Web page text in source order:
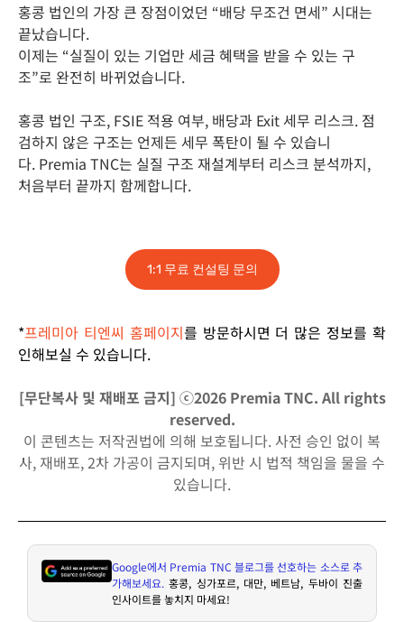
홍콩 법인의 가장 큰 장점이었던 “배당 무조건 면세” 시대는
끝났습니다.
이제는 “실질이 있는 기업만 세금 혜택을 받을 수 있는 구
조”로 완전히 바뀌었습니다.
홍콩 법인 구조, FSIE 적용 여부, 배당과 Exit 세무 리스크. 점
검하지 않은 구조는 언제든 세무 폭탄이 될 수 있습니
다. Premia TNC는 실질 구조 재설계부터 리스크 분석까지,
처음부터 끝까지 함께합니다.
1:1 무료 컨설팅 문의
*프레미아 티엔씨 홈페이지를 방문하시면 더 많은 정보를 확
인해보실 수 있습니다.
[무단복사 및 재배포 금지] ⓒ2026 Premia TNC. All rights
reserved.
이 콘텐츠는 저작권법에 의해 보호됩니다. 사전 승인 없이 복
사, 재배포, 2차 가공이 금지되며, 위반 시 법적 책임을 물을 수
있습니다.
Google에서 Premia TNC블로그를 선호하는 소스로 추
가해보세요. 홍콩, 싱가포르, 대만, 베트남, 두바이 진출
인사이트를 놓치지 마세요!